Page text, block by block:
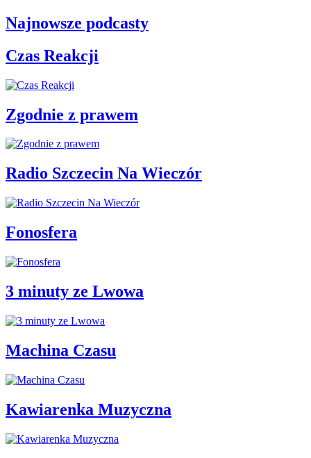
Najnowsze podcasty
Czas Reakcji
Zgodnie z prawem
Radio Szczecin Na Wieczór
Fonosfera
3 minuty ze Lwowa
Machina Czasu
Kawiarenka Muzyczna